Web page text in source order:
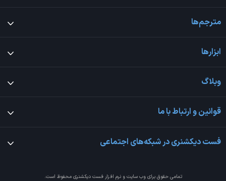
مترجم‌ها
ابزارها
وبلاگ
قوانین و ارتباط با ما
فست دیکشنری در شبکه‌های اجتماعی
تمامی حقوق برای وب سایت و نرم افزارفست دیکشنری محفوظ است.